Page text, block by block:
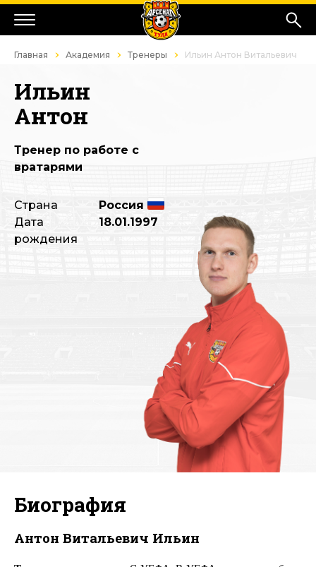
Главная Академия Тренеры Ильин Антон Витальевич
Ильин
Антон
Тренер по работе с
вратарями
Страна
Дата
рождения
Россия
18.01.1997
Биография
Антон Витальевич Ильин